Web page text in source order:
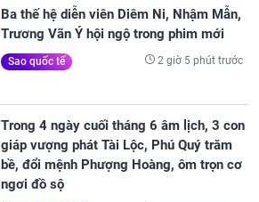
Ba thế hệ diễn viên Diêm Ni, Nhậm Mẫn,
Trương Vãn Ý hội ngộ trong phim mới
Sao quốc tế 2 giờ 5 phút trước
Trong 4 ngày cuối tháng 6 âm lịch, 3 con
giáp vượng phát Tài Lộc, Phú Quý trăm
bề, đổi mệnh Phượng Hoàng, ôm trọn cơ
ngơi đồ sộ